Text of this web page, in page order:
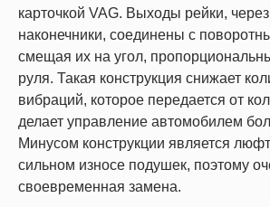
карточкой VAG. Выходы рейки,
наконечники, соединены с
смещая их на угол,
руля. Такая конструкция снижает
вибраций, которое передается от
делает управление автомобилем
Минусом конструкции является
сильном износе подушек, поэтому
своевременная замена.